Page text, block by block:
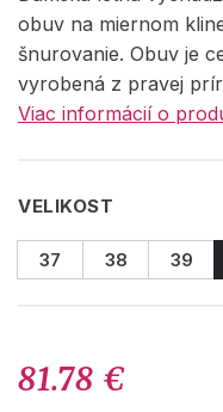
obuv na miernom
šnurovanie. Obuv je
vyrobená z pravej
Viac informácií o
VELIKOST
37 38 39
81.78 €